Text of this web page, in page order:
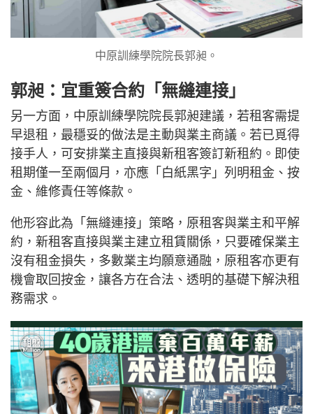
中原訓練學院院長郭昶。
郭昶：宜重簽合約「無縫連接」
另一方面，中原訓練學院院長郭昶建議，若租客需提
早退租，最穩妥的做法是主動與業主商議。若已覓得
接手人，可安排業主直接與新租客簽訂新租約。即使
租期僅一至兩個月，亦應「白紙黑字」列明租金、按
金、維修責任等條款。
他形容此為「無縫連接」策略，原租客與業主和平解
約，新租客直接與業主建立租賃關係，只要確保業主
沒有租金損失，多數業主均願意通融，原租客亦更有
機會取回按金，讓各方在合法、透明的基礎下解決租
務需求。